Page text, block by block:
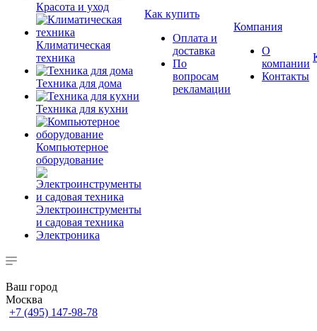
Красота и уход
Климатическая
техника
Техника для дома
Техника для кухни
Компьютерное
оборудование
Электроинструменты
и садовая техника
Электроника
Как купить
Оплата и
доставка
По
вопросам
рекламации
Компания
О
компании
Контакты
Ваш город
Москва
+7 (495) 147-98-78